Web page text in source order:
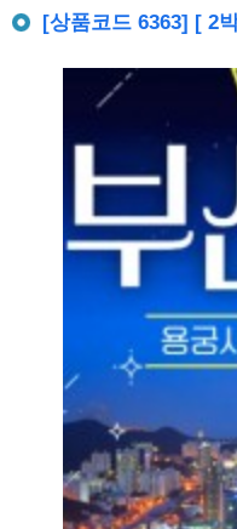
[상품코드 6363] [ 2